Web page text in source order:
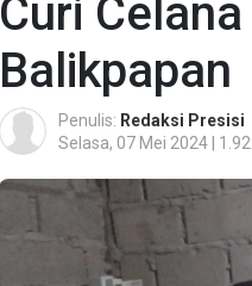
Curi
Balikpapan
Penulis: Redaksi Presisi
Selasa, 07 Mei 2024 |